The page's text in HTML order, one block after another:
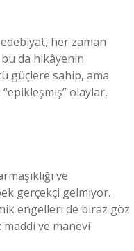
her zaman
da hikâyenin
güçlere sahip, ama
olaylar,
ve
gerçekçi gelmiyor.
engelleri de biraz göz
ve manevi